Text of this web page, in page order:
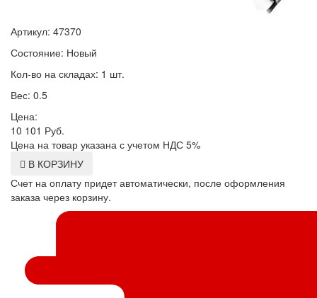
Артикул: 47370
Состояние: Новый
Кол-во на складах: 1 шт.
Вес: 0.5
Цена:
10 101 Руб.
Цена на товар указана с учетом НДС 5%
В КОРЗИНУ
Счет на оплату придет автоматически, после оформления
заказа через корзину.